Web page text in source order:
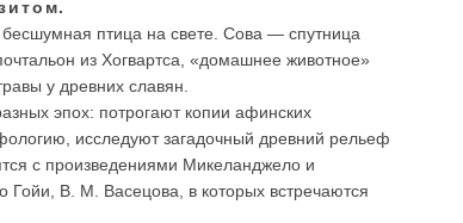
птица на свете. Сова — спутница
из Хогвартса, «домашнее животное»
у древних славян.
эпох: потрогают копии афинских
исследуют загадочный древний рельеф
с произведениями Микеланджело и
В. М. Васецова, в которых встречаются